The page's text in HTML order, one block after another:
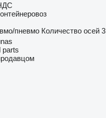
пневмо Количество осей 3
parts